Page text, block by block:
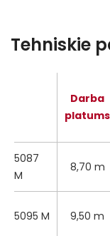
Tehniskie
Darba
platums
5087
M
8,70 m
5095 M 9,50 m